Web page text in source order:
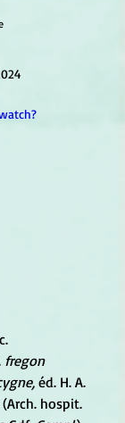
fregon
éd. H. A.
(Arch. hospit.